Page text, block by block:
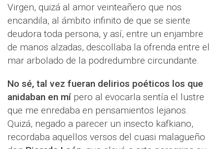
Virgen, quizá al amor veinteañero que nos
encandila, al ámbito infinito de que se siente
deudora toda persona, y así, entre un enjambre
de manos alzadas, descollaba la ofrenda entre el
mar arbolado de la podredumbre circundante.
No sé, tal vez fueran delirios poéticos los que
anidaban en mí pero al evocarla sentía el lustre
que me enredaba en pensamientos lejanos.
Quizá, negado a parecer un insecto kafkiano,
recordaba aquellos versos del cuasi malagueño